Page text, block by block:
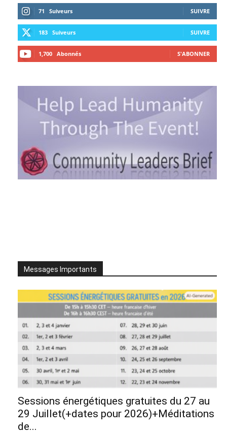
71 Suiveurs SUIVRE
183 Suiveurs SUIVRE
1,700 Abonnés S'ABONNER
Messages Importants
Sessions énergétiques gratuites du 27 au
29 Juillet(+dates pour 2026)+Méditations
de...